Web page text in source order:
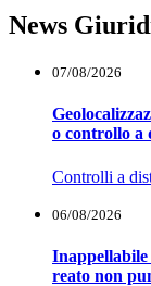
News
07/08/2026
o controllo a
Controlli a
06/08/2026
Inappellabile
reato non